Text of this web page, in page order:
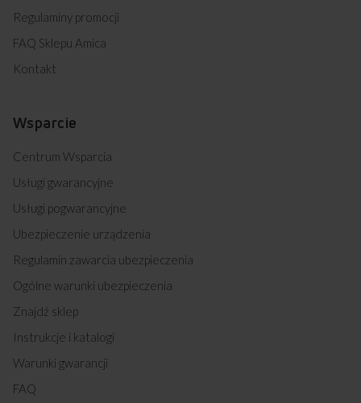
Regulaminy promocji
FAQ Sklepu Amica
Kontakt
Wsparcie
Centrum Wsparcia
Usługi gwarancyjne
Usługi pogwarancyjne
Ubezpieczenie urządzenia
Regulamin zawarcia ubezpieczenia
Ogólne warunki ubezpieczenia
Znajdź sklep
Instrukcje i katalogi
Warunki gwarancji
FAQ